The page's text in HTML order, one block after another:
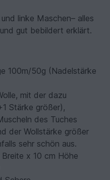
linke Maschen– alles
gut bebildert erklärt.
100m/50g (Nadelstärke
mit der dazu
Stärke größer),
des Tuches
der Wollstärke größer
sehr schön aus.
x 10 cm Höhe